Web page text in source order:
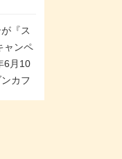
ー
合格数
は2商
し配
『ス
ャンペ
6月10
カフ